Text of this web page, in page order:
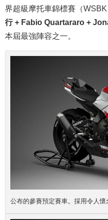
界超級摩托車錦標賽（
行 + Fabio Quartararo +
本屆最強陣容之一。
公布的參賽預定賽車。採用令人懷